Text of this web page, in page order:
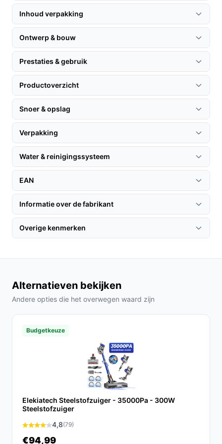
voor opslag; zulke gegevens staan niet in de basis-
specificaties hier.
Waar let je op bij prestaties? Belangrijk zijn looptijd
van de accu (45 min genoemd), het
repeatoppervlak per lading (175 m²) en of er
meerdere reinigingsniveaus zijn — deze factoren
beïnvloeden hoe lang en hoe grondig je kunt
schoonmaken zonder te laden of water bij te
vullen.
Gebruik & tips
Veilige, praktische tips voor dagelijks gebruik en
onderhoud.
Leeg de vuilwatertank na gebruik om geurtjes en
vuilophoping te voorkomen.
vloeistoffen; controleer de handleiding voor
zoals vlekken (er zijn twee reinigingsniveaus
Controleer regelmatig de rollen op haren of vezels;
de fabrikant geeft aan dat er een haarfilter
volgens de aangegeven laadinstructies in de
Installatie & eerste gebruik
Plaats het apparaat op een stabiele, vlakke ondergrond
en laad de accu volledig voordat je begint. Vul de
schoonwatertank volgens de handleiding en kies het
juiste reinigingsniveau voor je vloer.
Concreet te controleren in handleiding/specs:
Inhoud verpakking
Ontwerp & bouw
Prestaties & gebruik
Productoverzicht
Snoer & opslag
Verpakking
Water & reinigingssysteem
EAN
Informatie over de fabrikant
Overige kenmerken
Alternatieven bekijken
Andere opties die het overwegen waard zijn
Budgetkeuze
Elekiatech Steelstofzuiger - 35000Pa - 300W
Steelstofzuiger
4,8(79)
€94,99